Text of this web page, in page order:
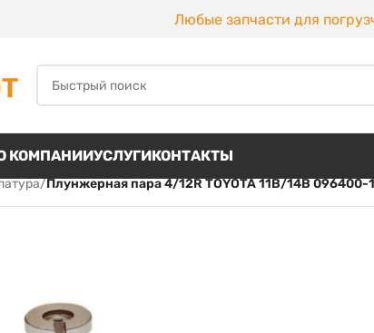
Любые запчасти для
КОМПАНИИУСЛУГИКОНТАКТЫ
/Плунжерная пара 4/12R TOYOTA 11B/14B 096400-